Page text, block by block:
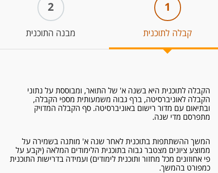
1
קבלה לתוכנית
2
מבנה התוכנית
הקבלה לתוכנית היא בשנה א' של התואר, ומבוססת על נתוני
הקבלה לאוניברסיטה, ברף גבוה משמעותית מספי הקבלה,
ובתיאום עם מדור רישום באוניברסיטה. סף הקבלה המדויק
מתפרסם מדי שנה.
המשך ההשתתפות בתוכנית לאחר שנה א' מותנה בשמירה על
ממוצע ציונים מצטבר גבוה בתוכנית הלימודים המלאה (יקבע על
פי אחוזונים מכל מחזור ותוכנית לימודים) ועמידה בדרישות התוכנית
כמפורט בהמשך.